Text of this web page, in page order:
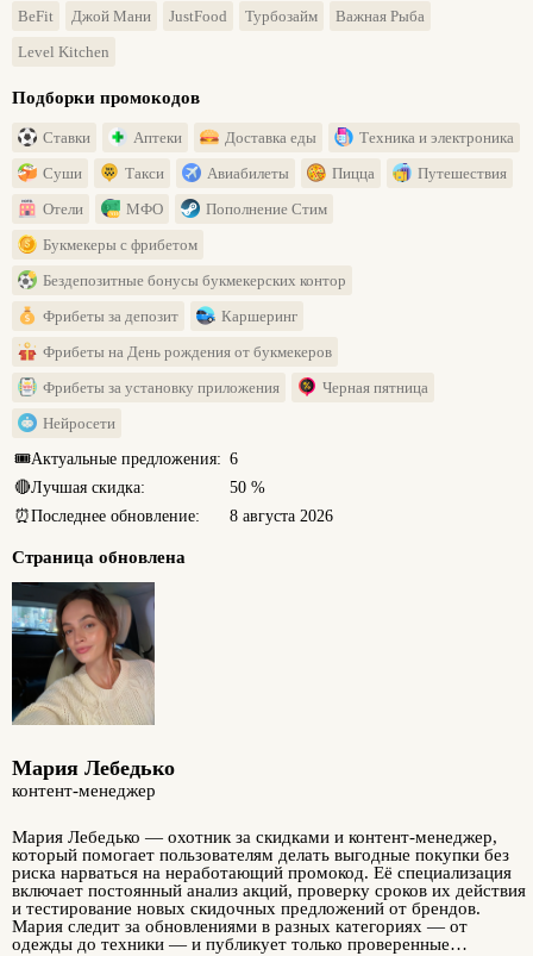
BeFit
Джой Мани JustFood Турбозайм
Важная Рыба
Level Kitchen
Подборки промокодов
Ставки Аптеки Доставка еды
Техника и электроника
Суши
Такси Авиабилеты Пицца
Путешествия
Отели
МФО
Пополнение Стим
Букмекеры с фрибетом
Бездепозитные бонусы букмекерских контор
Фрибеты за депозит
Каршеринг
Фрибеты на День рождения от букмекеров
Фрибеты за установку приложения
Черная пятница
Нейросети
🎟️Актуальные предложения: 6
🔴Лучшая скидка:
50 %
⏰Последнее обновление: 8 августа 2026
Страница обновлена
Мария Лебедько
контент-менеджер
Мария Лебедько — охотник за скидками и контент-менеджер,
который помогает пользователям делать выгодные покупки без
риска нарваться на неработающий промокод. Её специализация
включает постоянный анализ акций, проверку сроков их действия
и тестирование новых скидочных предложений от брендов.
Мария следит за обновлениями в разных категориях — от
одежды до техники — и публикует только проверенные